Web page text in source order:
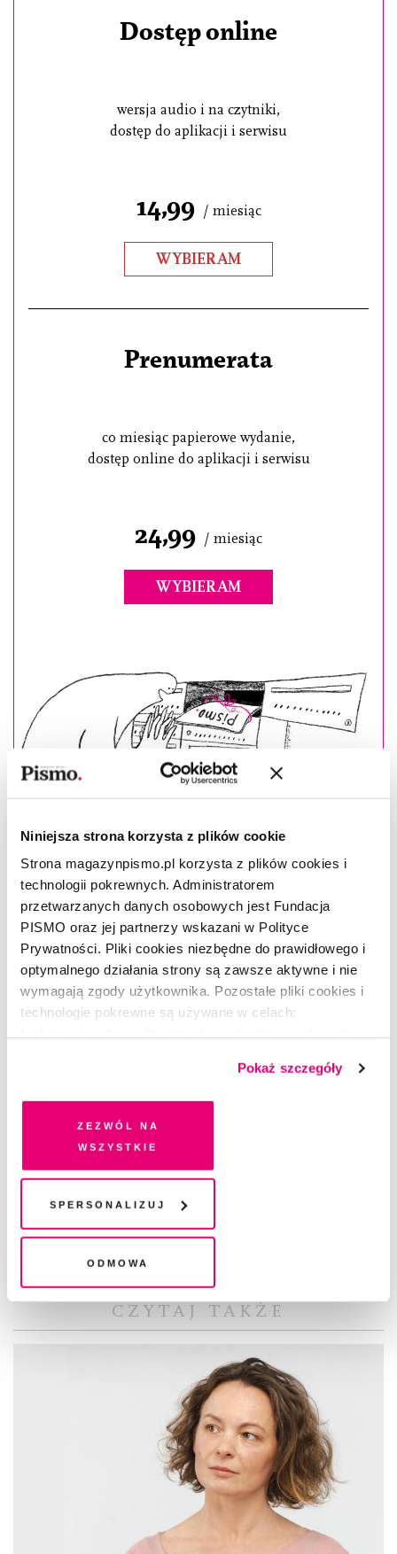
Niniejsza strona korzysta z plików cookie
Strona magazynpismo.pl korzysta z plików cookies i
technologii pokrewnych. Administratorem
przetwarzanych danych osobowych jest Fundacja
PISMO oraz jej partnerzy wskazani w Polityce
Prywatności. Pliki cookies niezbędne do prawidłowego i
optymalnego działania strony są zawsze aktywne i nie
wymagają zgody użytkownika. Pozostałe pliki cookies i
technologie pokrewne są używane w celach:
dobrowolną zgodę na pliki cookies i technologie
pokrewne, zgadzasz się na przechowywanie informacji
na Twoim urządzeniu końcowym lub dostęp do niego i
przetwarzanie danych. Zgodę na wszystkie lub niektóre
chwili wycofać lub ponowić w zakładce "Ustawienia
plików cookie". Wycofanie zgody nie wpływa na
legalność przetwarzania danych przed jej wycofaniem
Pokaż szczegóły
Zezwól na
wszystkie
Spersonalizuj
Odmowa
Dostęp online
wersja audio i na czytniki,
dostęp do aplikacji i serwisu
14,99 / miesiąc
WYBIERAM
Prenumerata
co miesiąc papierowe wydanie,
dostęp online do aplikacji i serwisu
24,99 / miesiąc
WYBIERAM
Masz konto? Zaloguj się
Karolina Lewestam
–dziennikarka i redaktorka, członkini
nagrody Grand Press w kategorii „Publicystyka”. Autorka
oraz dla dorosłych: zbioru esejów
Pamiętnik Magdy Kot i Szmaty
miesięcznika „Pismo. Magazyn Opinii” (4/2022)
pod tytułemSzukanie Boga
CZYTAJ TAKŻE